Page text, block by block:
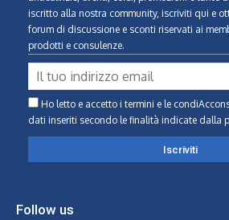
iscritto alla nostra community, iscriviti qui e
forum di discussione e sconti riservati ai
prodotti e consulenze.
Ho letto e accetto i termini e le
dati inseriti secondo le finalità indicate dalla
Follow us